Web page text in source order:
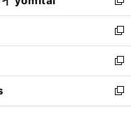
開
く
ウ
で
開
く
ン
ド
ウ
で
開
く
い
ウ
ィ
ン
ド
ウ
で
開
新
し
い
ウ
ィ
ン
ド
ウ
新
し
い
ウ
ィ
ン
新
し
い
ウ
新
し